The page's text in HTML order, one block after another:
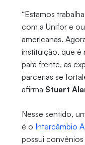
“Estamos
com a Unifor e
americanas.
instituição, que é
para frente, as
parcerias se
afirma Stuart
Nesse sentido,
é o Intercâmbio
possui convênios